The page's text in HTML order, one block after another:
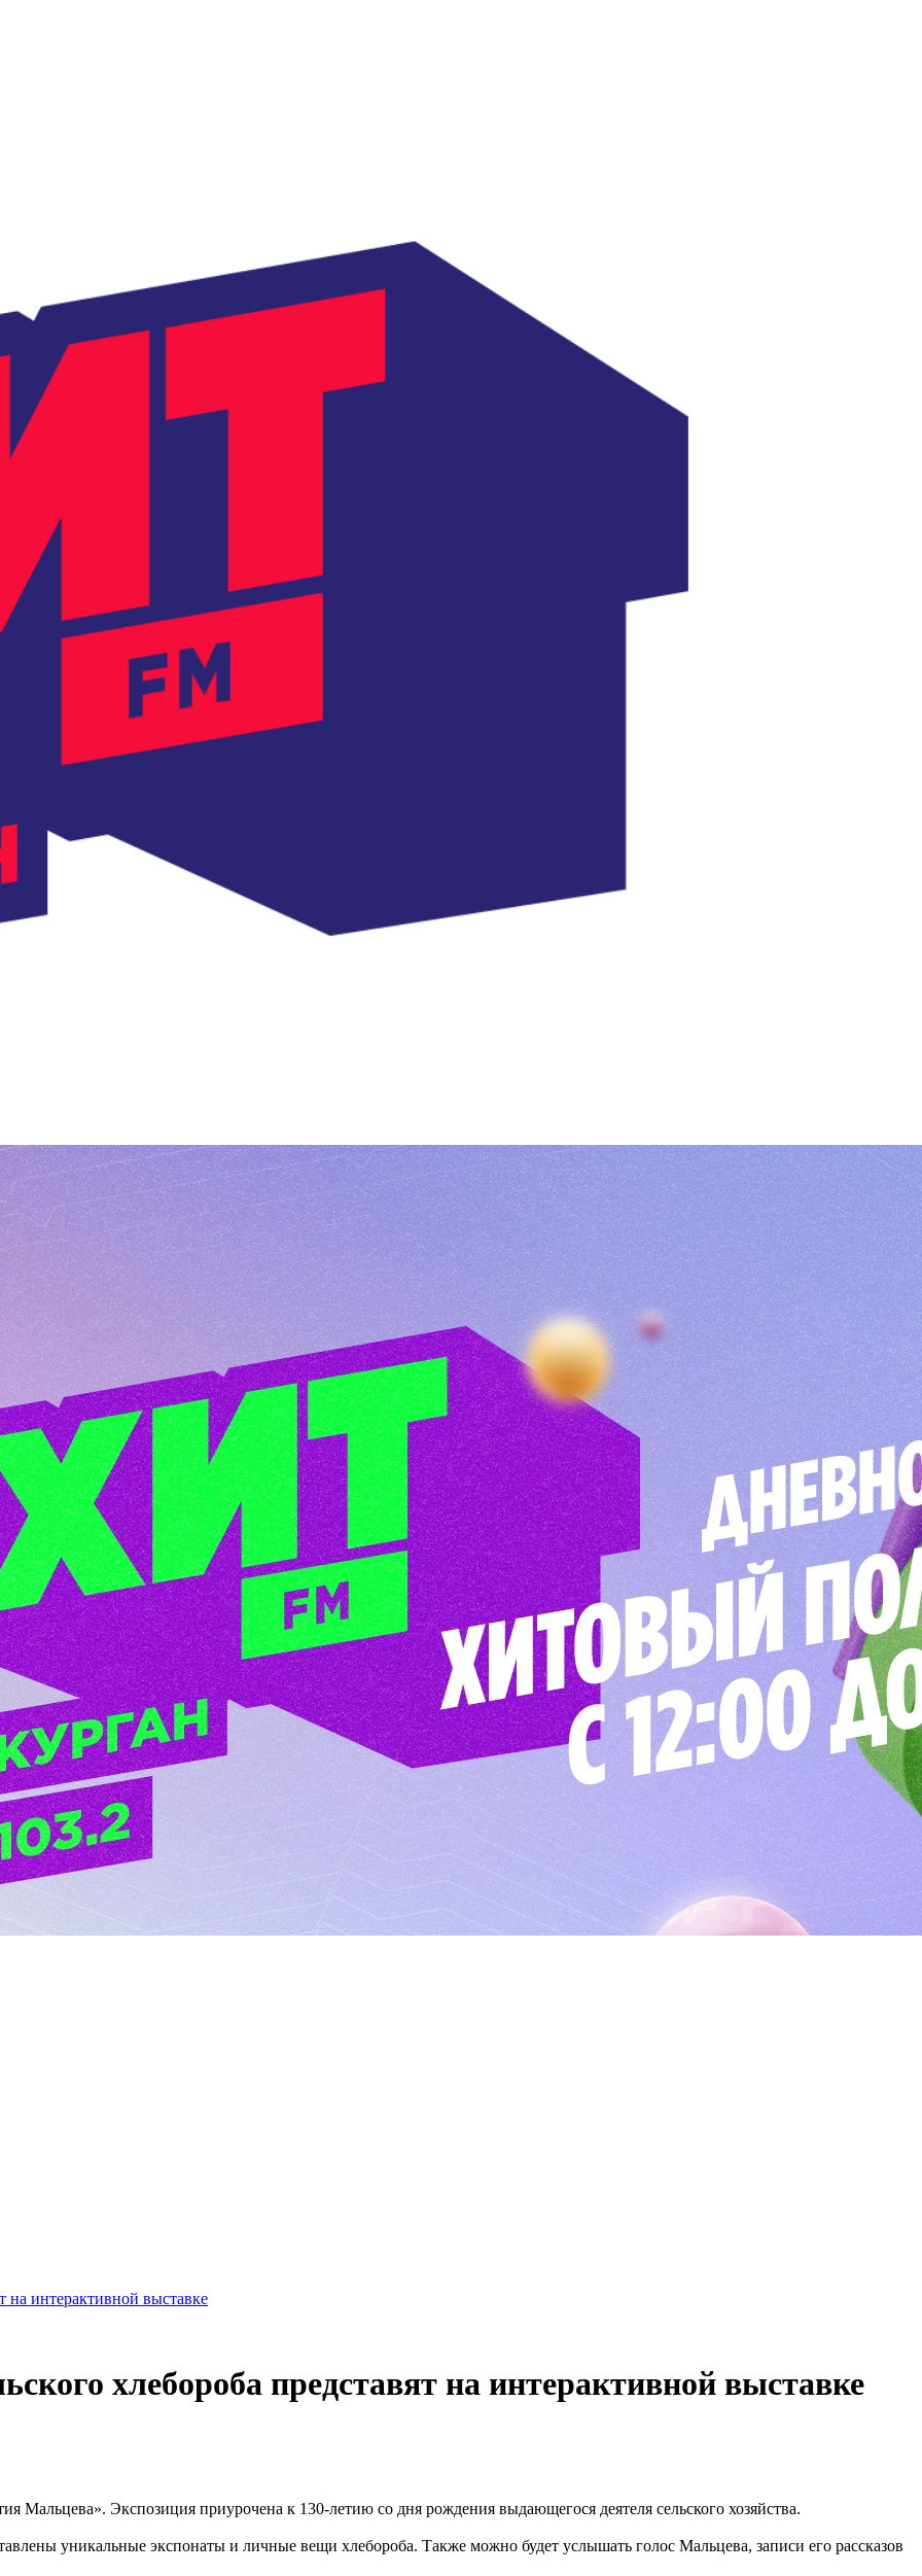
на интерактивной выставке
хлебороба представят на интерактивной выставке
Мальцева». Экспозиция приурочена к 130-летию со дня рождения выдающегося деятеля сельского хозяйства.
уникальные экспонаты и личные вещи хлебороба. Также можно будет услышать голос Мальцева, записи его рассказов